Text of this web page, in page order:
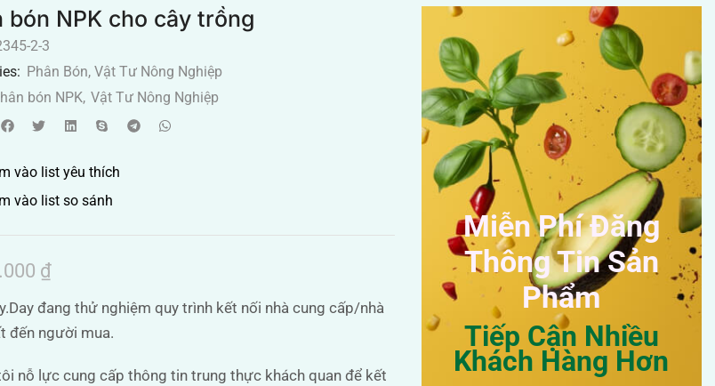
bón NPK cho cây trồng
2-3
Phân Bón,Vật Tư Nông Nghiệp
bón NPK, Vật Tư Nông Nghiệp
vào list yêu thích
vào list so sánh
₫
đang thử nghiệm quy trình kết nối nhà cung cấp/nhà
đến người mua.
nỗ lực cung cấp thông tin trung thực khách quan để kết
Miễn Phí Đăng
Thông Tin Sản
Phẩm
Tiếp Cận Nhiều
Khách Hàng Hơn